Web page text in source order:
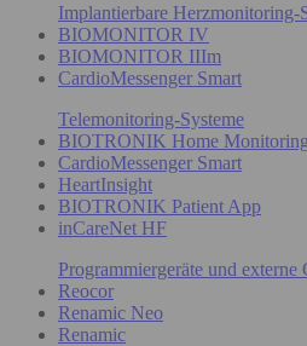
Implantierbare Herzmonitoring-
BIOMONITOR IV
BIOMONITOR IIIm
CardioMessenger Smart
Telemonitoring-Systeme
BIOTRONIK Home Monitoring
CardioMessenger Smart
HeartInsight
BIOTRONIK Patient App
inCareNet HF
Programmiergeräte und externe
Reocor
Renamic Neo
Renamic